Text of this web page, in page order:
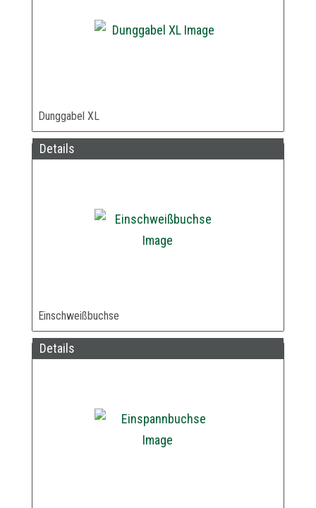
Dunggabel XL
Details
Einschweißbuchse
Details